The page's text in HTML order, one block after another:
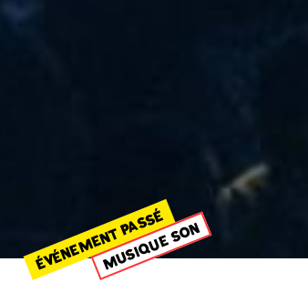
ÉVÉNEMENT PASSÉ
MUSIQUE SON